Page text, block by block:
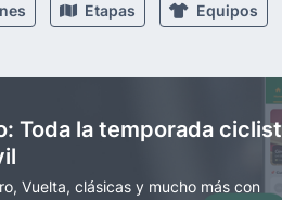
Etapas Equipos
Toda la temporada
Vuelta, clásicas y mucho más con